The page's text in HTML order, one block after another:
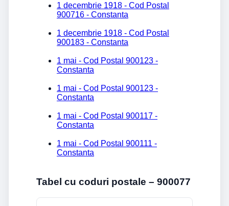
1 decembrie 1918 - Cod Postal
900716 - Constanta
1 decembrie 1918 - Cod Postal
900183 - Constanta
1 mai - Cod Postal 900123 -
Constanta
1 mai - Cod Postal 900123 -
Constanta
1 mai - Cod Postal 900117 -
Constanta
1 mai - Cod Postal 900111 -
Constanta
Tabel cu coduri postale – 900077